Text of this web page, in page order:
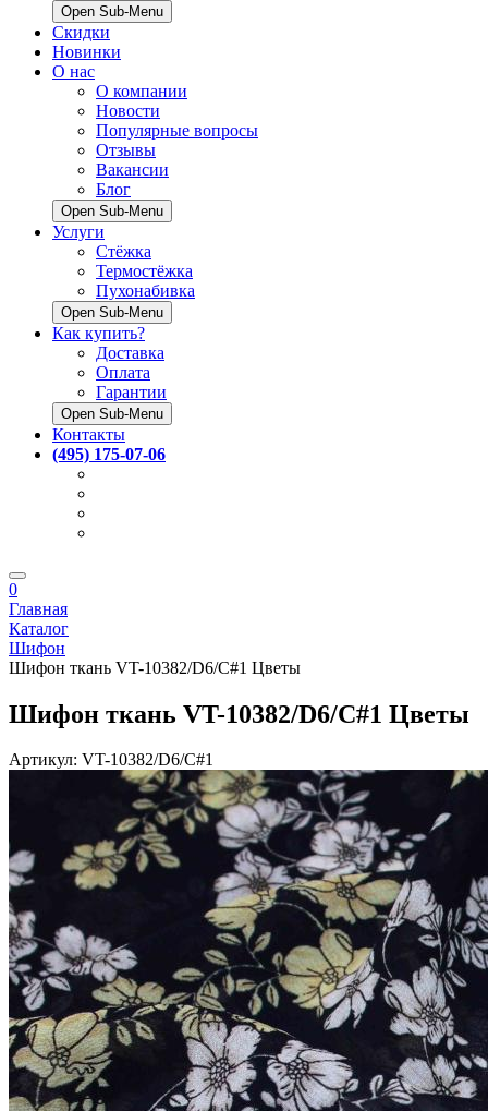
Open Sub-Menu
Скидки
Новинки
О нас
О компании
Новости
Популярные вопросы
Отзывы
Вакансии
Блог
Open Sub-Menu
Услуги
Стёжка
Термостёжка
Пухонабивка
Open Sub-Menu
Как купить?
Доставка
Оплата
Гарантии
Open Sub-Menu
Контакты
(495) 175-07-06
0
Главная
Каталог
Шифон
Шифон ткань VT-10382/D6/C#1 Цветы
Шифон ткань VT-10382/D6/C#1 Цветы
Артикул: VT-10382/D6/C#1